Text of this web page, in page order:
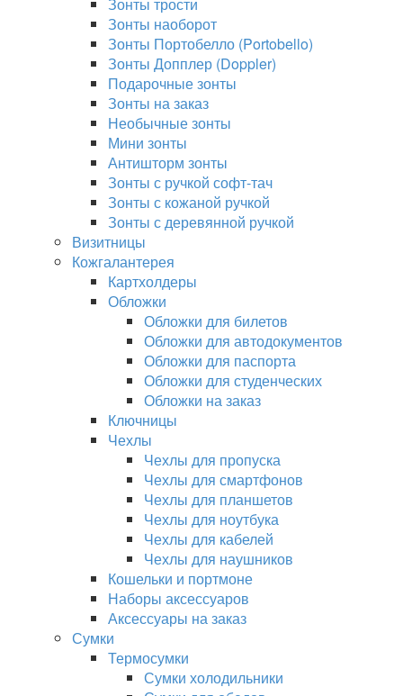
Зонты наоборот
Зонты Портобелло (Portobello)
Зонты Допплер (Doppler)
Подарочные зонты
Зонты на заказ
Необычные зонты
Мини зонты
Антишторм зонты
Зонты с ручкой софт-тач
Зонты с кожаной ручкой
Зонты с деревянной ручкой
Визитницы
Кожгалантерея
Картхолдеры
Обложки
Обложки для билетов
Обложки для автодокументов
Обложки для паспорта
Обложки для студенческих
Обложки на заказ
Ключницы
Чехлы
Чехлы для пропуска
Чехлы для смартфонов
Чехлы для планшетов
Чехлы для ноутбука
Чехлы для кабелей
Чехлы для наушников
Кошельки и портмоне
Наборы аксессуаров
Аксессуары на заказ
Сумки
Термосумки
Сумки холодильники